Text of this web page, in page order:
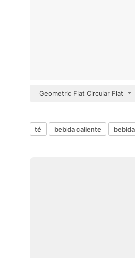
Geometric Flat Circular Flat
té bebida caliente bebida